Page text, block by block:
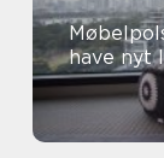
have nyt